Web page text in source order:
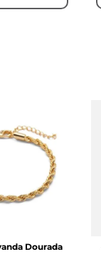
Dourada